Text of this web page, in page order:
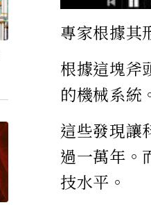
專家根據其
根據這塊斧
的機械系統
這些發現讓
過一萬年。
技水平。